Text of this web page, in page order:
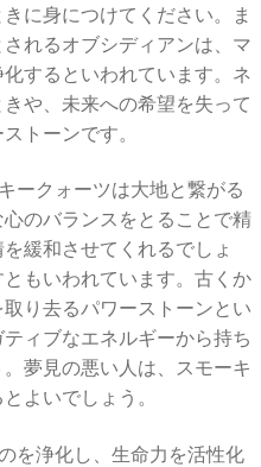
に身につけてください。ま
れるオブシディアンは、マ
するといわれています。ネ
や、未来への希望を失って
トーンです。
ークォーツは大地と繋がる
のバランスをとることで精
緩和させてくれるでしょ
もいわれています。古くか
り去るパワーストーンとい
ィブなエネルギーから持ち
夢見の悪い人は、スモーキ
よいでしょう。
を浄化し、生命力を活性化